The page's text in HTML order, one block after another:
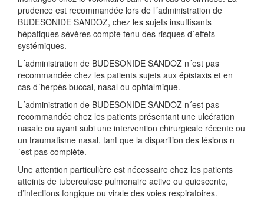
prudence est recommandée lors de l´administration de
BUDESONIDE SANDOZ, chez les sujets insuffisants
hépatiques sévères compte tenu des risques d´effets
systémiques.
L´administration de BUDESONIDE SANDOZ n´est pas
recommandée chez les patients sujets aux épistaxis et en
cas d´herpès buccal, nasal ou ophtalmique.
L´administration de BUDESONIDE SANDOZ n´est pas
recommandée chez les patients présentant une ulcération
nasale ou ayant subi une intervention chirurgicale récente ou
un traumatisme nasal, tant que la disparition des lésions n
´est pas complète.
Une attention particulière est nécessaire chez les patients
atteints de tuberculose pulmonaire active ou quiescente,
d’infections fongique ou virale des voies respiratoires.